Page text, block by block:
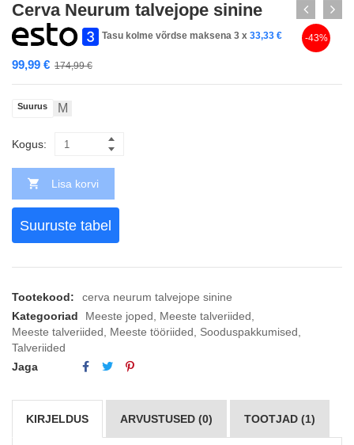
Cerva Neurum talvejope sinine
Tasu kolme võrdse maksena 3 x 33,33 €
174,99€
99,99 €
-43%
Suurus M
Kogus:
Lisa korvi
Suuruste tabel
Tootekood:
cerva neurum talvejope sinine
Kategooriad
Meeste joped Meeste talveriided
Meeste talveriided
Meeste tööriided Sooduspakkumised
Talveriided
Jaga
KIRJELDUS ARVUSTUSED (0) TOOTJAD (1)